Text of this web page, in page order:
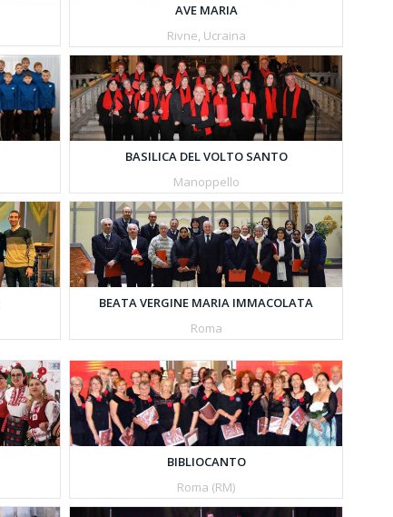
AVE MARIA
Rivne, Ucraina
BASILICA DEL VOLTO SANTO
Manoppello
BEATA VERGINE MARIA IMMACOLATA
Roma
BIBLIOCANTO
Roma (RM)